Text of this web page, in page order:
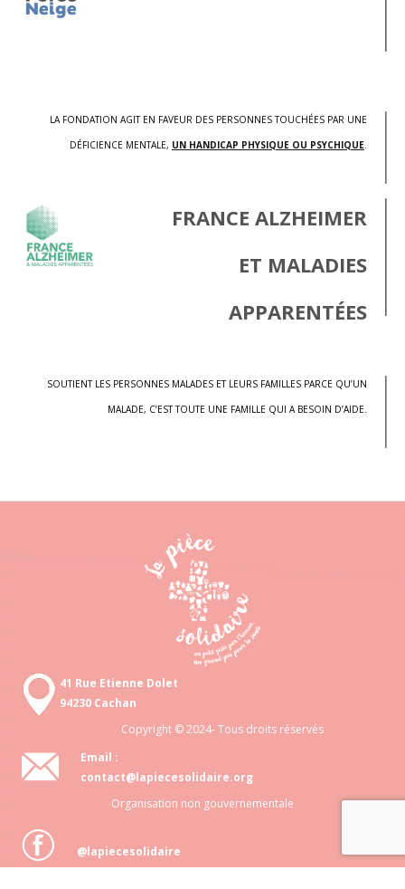
LA FONDATION AGIT EN FAVEUR DES PERSONNES TOUCHÉES PAR UNE
DÉFICIENCE MENTALE, UN HANDICAP PHYSIQUE OU PSYCHIQUE.
FRANCE ALZHEIMER
ET MALADIES
APPARENTÉES
SOUTIENT LES PERSONNES MALADES ET LEURS FAMILLES PARCE QU’UN
MALADE, C’EST TOUTE UNE FAMILLE QUI A BESOIN D’AIDE.
41 Rue Etienne Dolet
94230 Cachan
Copyright © 2024- Tous droits réservés
Email :
contact@lapiecesolidaire.org
Organisation non gouvernementale
@lapiecesolidaire